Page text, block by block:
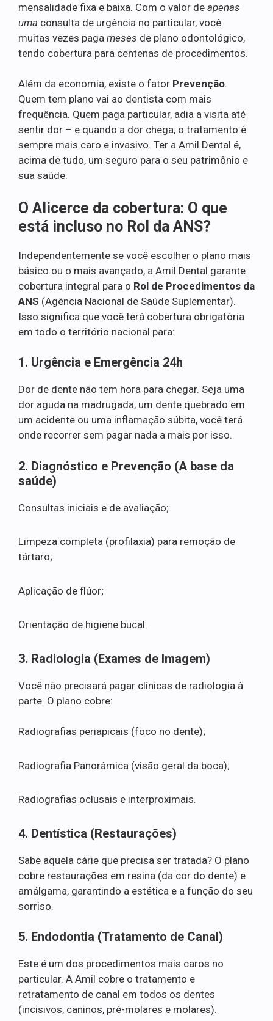
mensalidade fixa e baixa. Com o valor de apenas
uma consulta de urgência no particular, você
muitas vezes paga meses de plano odontológico,
tendo cobertura para centenas de procedimentos.
Além da economia, existe o fator Prevenção.
Quem tem plano vai ao dentista com mais
frequência. Quem paga particular, adia a visita até
sentir dor – e quando a dor chega, o tratamento é
sempre mais caro e invasivo. Ter a Amil Dental é,
acima de tudo, um seguro para o seu patrimônio e
sua saúde.
O Alicerce da cobertura: O que
está incluso no Rol da ANS?
Independentemente se você escolher o plano mais
básico ou o mais avançado, a Amil Dental garante
cobertura integral para o Rol de Procedimentos da
ANS (Agência Nacional de Saúde Suplementar).
Isso significa que você terá cobertura obrigatória
em todo o território nacional para:
1. Urgência e Emergência 24h
Dor de dente não tem hora para chegar. Seja uma
dor aguda na madrugada, um dente quebrado em
um acidente ou uma inflamação súbita, você terá
onde recorrer sem pagar nada a mais por isso.
2. Diagnóstico e Prevenção (A base da
saúde)
Consultas iniciais e de avaliação;
Limpeza completa (profilaxia) para remoção de
tártaro;
Aplicação de flúor;
Orientação de higiene bucal.
3. Radiologia (Exames de Imagem)
Você não precisará pagar clínicas de radiologia à
parte. O plano cobre:
Radiografias periapicais (foco no dente);
Radiografia Panorâmica (visão geral da boca);
Radiografias oclusais e interproximais.
4. Dentística (Restaurações)
Sabe aquela cárie que precisa ser tratada? O plano
cobre restaurações em resina (da cor do dente) e
amálgama, garantindo a estética e a função do seu
sorriso.
5. Endodontia (Tratamento de Canal)
Este é um dos procedimentos mais caros no
particular. A Amil cobre o tratamento e
retratamento de canal em todos os dentes
(incisivos, caninos, pré-molares e molares).